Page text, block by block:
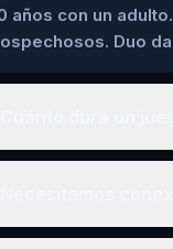
años con un
Duo